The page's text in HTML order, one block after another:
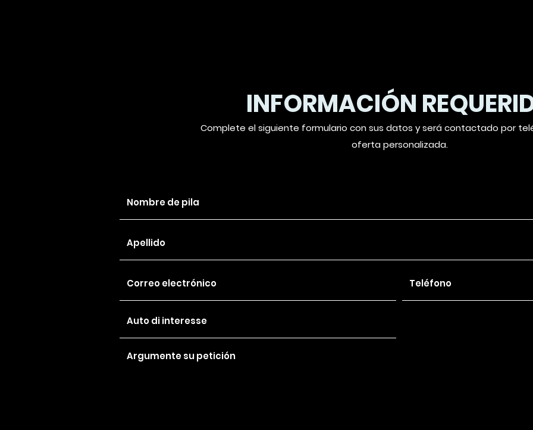
INFORMACIÓN
Complete el siguiente formulario con sus datos y será contactado por
oferta personalizada.